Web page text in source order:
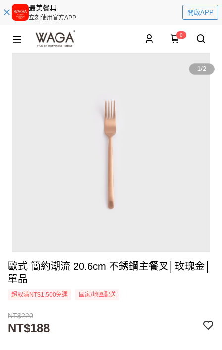
最美餐具
立刻使用官方APP
開啟APP
0
1/2
歐式 簡約潮流 20.6cm 不銹鋼主餐叉│玫瑰金│
單品
超取滿NT$1,500免運 國家/地區配送
NT$220
NT$188